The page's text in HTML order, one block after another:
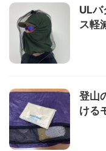
ULバ
ス軽
登山
ける